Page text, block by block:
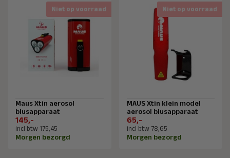
Niet op voorraad
Maus Xtin aerosol
blusapparaat
145,-
incl btw 175,45
Morgen bezorgd
Niet op voorraad
MAUS Xtin klein model
aerosol blusapparaat
65,-
incl btw 78,65
Morgen bezorgd